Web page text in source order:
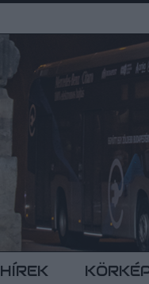
HÍREK